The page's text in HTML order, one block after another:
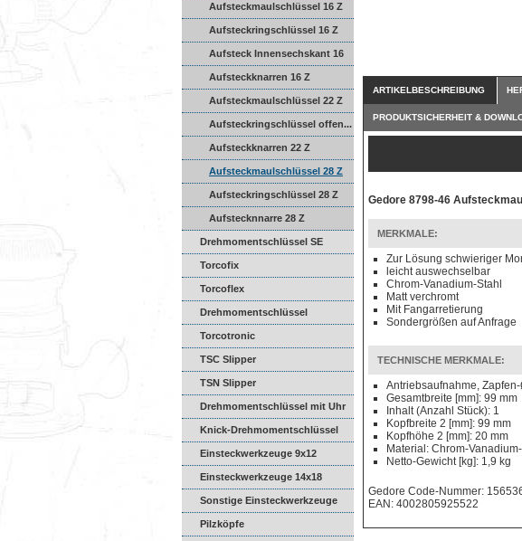
Aufsteckmaulschlüssel 16 Z
Aufsteckringschlüssel 16 Z
Aufsteck Innensechskant 16
Aufsteckknarren 16 Z
Aufsteckmaulschlüssel 22 Z
Aufsteckringschlüssel offen...
Aufsteckknarren 22 Z
Aufsteckmaulschlüssel 28 Z
Aufsteckringschlüssel 28 Z
Aufstecknnarre 28 Z
Drehmomentschlüssel SE
Torcofix
Torcoflex
Drehmomentschlüssel
DREMASTER
Torcotronic
TSC Slipper
TSN Slipper
Drehmomentschlüssel mit Uhr
Knick-Drehmomentschlüssel
Einsteckwerkzeuge 9x12
Einsteckwerkzeuge 14x18
Sonstige Einsteckwerkzeuge
Pilzköpfe
ARTIKELBESCHREIBUNG
PRODUKTSICHERHEIT &
Gedore 8798-46
MERKMALE:
Zur Lösung schwieriger
leicht auswechselbar
Chrom-Vanadium-Stahl
Matt verchromt
Mit Fangarretierung
Sondergrößen auf Anfrage
TECHNISCHE MERKMALE:
Antriebsaufnahme,
Gesamtbreite [mm]: 99 mm
Inhalt (Anzahl Stück): 1
Kopfbreite 2 [mm]: 99 mm
Kopfhöhe 2 [mm]: 20 mm
Material: Chrom-Vanadium-
Netto-Gewicht [kg]: 1,9 kg
Gedore Code-Nummer:
EAN: 4002805925522